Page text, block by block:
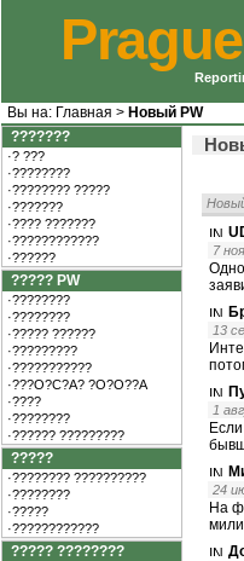
Вы на: Главная > Новый PW
???????
·? ???
·????????
·???????? ?????
·???????
·???? ???????
·????????????
·??????
????? PW
·????????
·????????
·????? ??????
·?????????
·???????????
·???O?C?A? ?O?O??A
·????
·????????
·?????? ?????????
?????
·???????? ??????????
·????????
·?????
·????????????
????? ????????
7
13
1
24
На